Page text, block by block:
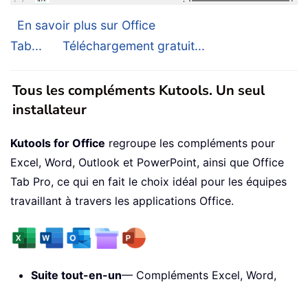
En savoir plus sur Office
Tab...
Téléchargement gratuit...
Tous les compléments Kutools. Un seul
installateur
Kutools for Office regroupe les compléments pour
Excel, Word, Outlook et PowerPoint, ainsi que Office
Tab Pro, ce qui en fait le choix idéal pour les équipes
travaillant à travers les applications Office.
Suite tout-en-un— Compléments Excel, Word,